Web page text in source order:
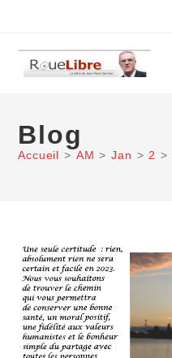
content
Blog
Accueil > AM > Jan > 2 >